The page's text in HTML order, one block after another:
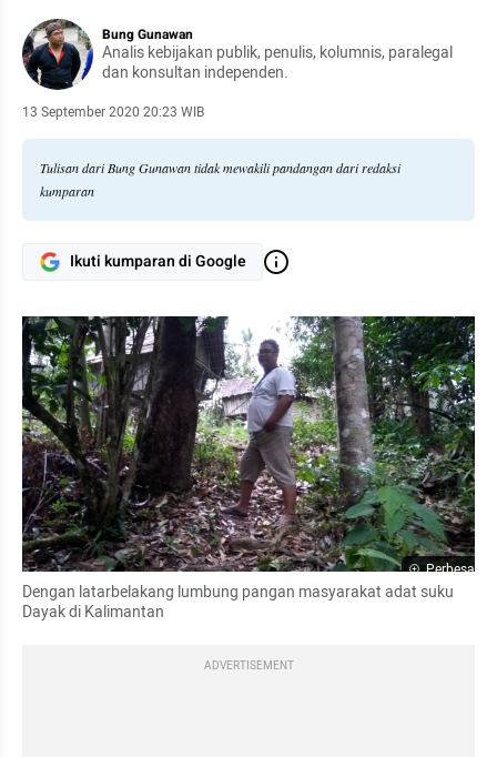
Bung Gunawan
Analis kebijakan publik, penulis, kolumnis, paralegal
dan konsultan independen.
13 September 2020 20:23 WIB
Tulisan dari Bung Gunawan tidak mewakili pandangan dari redaksi
kumparan
Ikuti kumparan di Google
Perbesar
Dengan latarbelakang lumbung pangan masyarakat adat suku
Dayak di Kalimantan
ADVERTISEMENT